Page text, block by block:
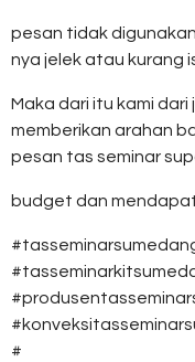
pesan tidak
nya jelek atau kurang
Maka dari itu kami
memberikan arahan
pesan tas seminar
budget dan
#